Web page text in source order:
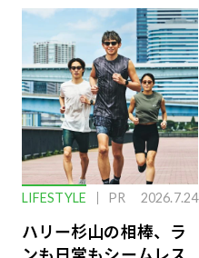
下を救う、脳のインナ
ーケアとは
LIFESTYLE PR 2026.7.24
ハリー杉山の相棒、ラ